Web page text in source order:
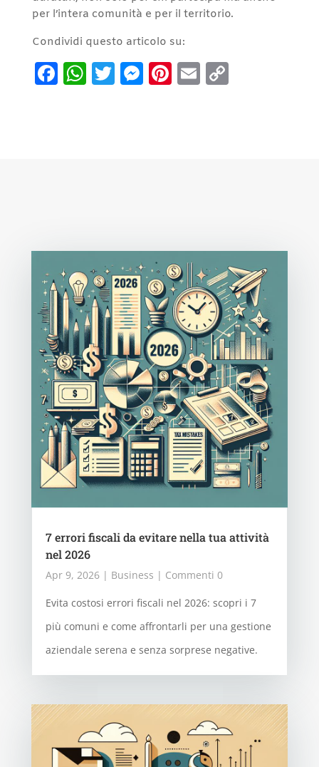
per l’intera comunità e per il territorio.
Condividi questo articolo su:
Facebook
WhatsApp
Twitter
Messenger
Pinterest
EmailCopy
7 errori fiscali da evitare nella tua attività
nel 2026
Apr 9, 2026| Business | Commenti 0
Evita costosi errori fiscali nel 2026: scopri i 7
più comuni e come affrontarli per una gestione
aziendale serena e senza sorprese negative.